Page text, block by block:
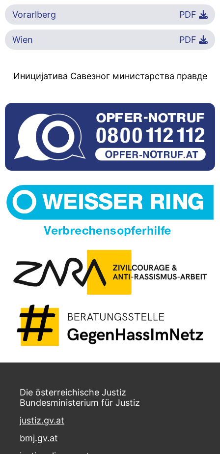
Vorarlberg PDF
Wien PDF
Иницијатива Савезног министарства правде
Die österreichische Justiz
Bundesministerium für Justiz
justiz.gv.at
bmj.gv.at